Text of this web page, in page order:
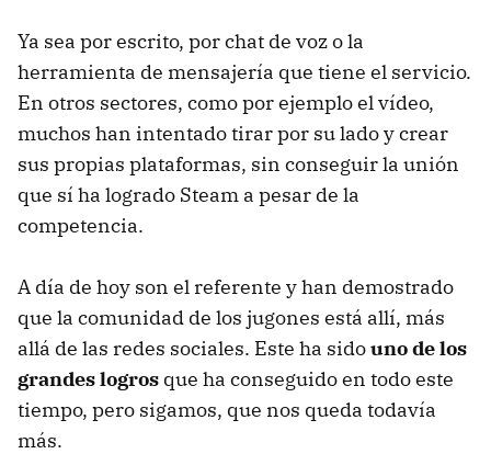
Ya sea por escrito, por chat de voz o la
herramienta de mensajería que tiene el servicio.
En otros sectores, como por ejemplo el vídeo,
muchos han intentado tirar por su lado y crear
sus propias plataformas, sin conseguir la unión
que sí ha logrado Steam a pesar de la
competencia.
A día de hoy son el referente y han demostrado
que la comunidad de los jugones está allí, más
allá de las redes sociales. Este ha sidouno de los
grandes logros que ha conseguido en todo este
tiempo, pero sigamos, que nos queda todavía
más.